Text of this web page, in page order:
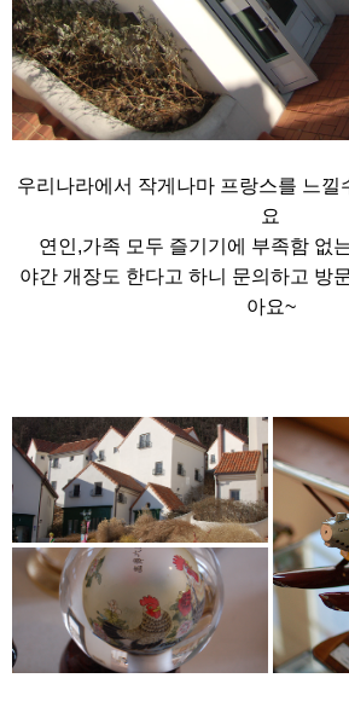
우리나라에서 작게나마 프랑스를 느낄
요
연인,가족 모두 즐기기에 부족함 없
야간 개장도 한다고 하니 문의하고 방
아요~